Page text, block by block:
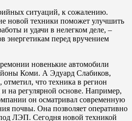
ситуаций, к сожалению.
новой техники поможет улучшить
и удачи в нелегком деле, –
энергетикам перед вручением
новенькие автомобили
Коми. А Эдуард Слабиков,
что техника в регион
и на регулярной основе. Например,
он осматривал современную
почвы. Она позволяет оперативно
ЛЭП. Сегодня новой техникой